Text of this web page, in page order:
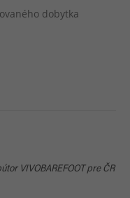
dobytka
VIVOBAREFOOT pre ČR